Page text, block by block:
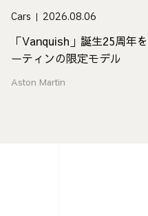
Cars 2026.08.06
「Vanquish」誕生25周年
ーティンの限定モデル
Aston Martin